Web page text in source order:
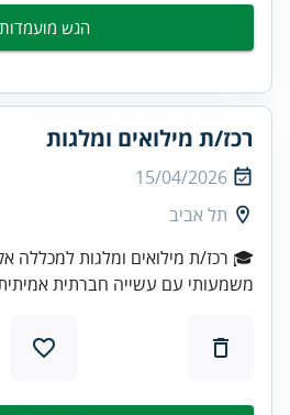
הגש מועמדות
רכז/ת מילואים ומלגות
15/04/2026
תל אביב
🎓 רכז/ת מילואים ומלגות למכללה
משמעותי עם עשייה חברתית